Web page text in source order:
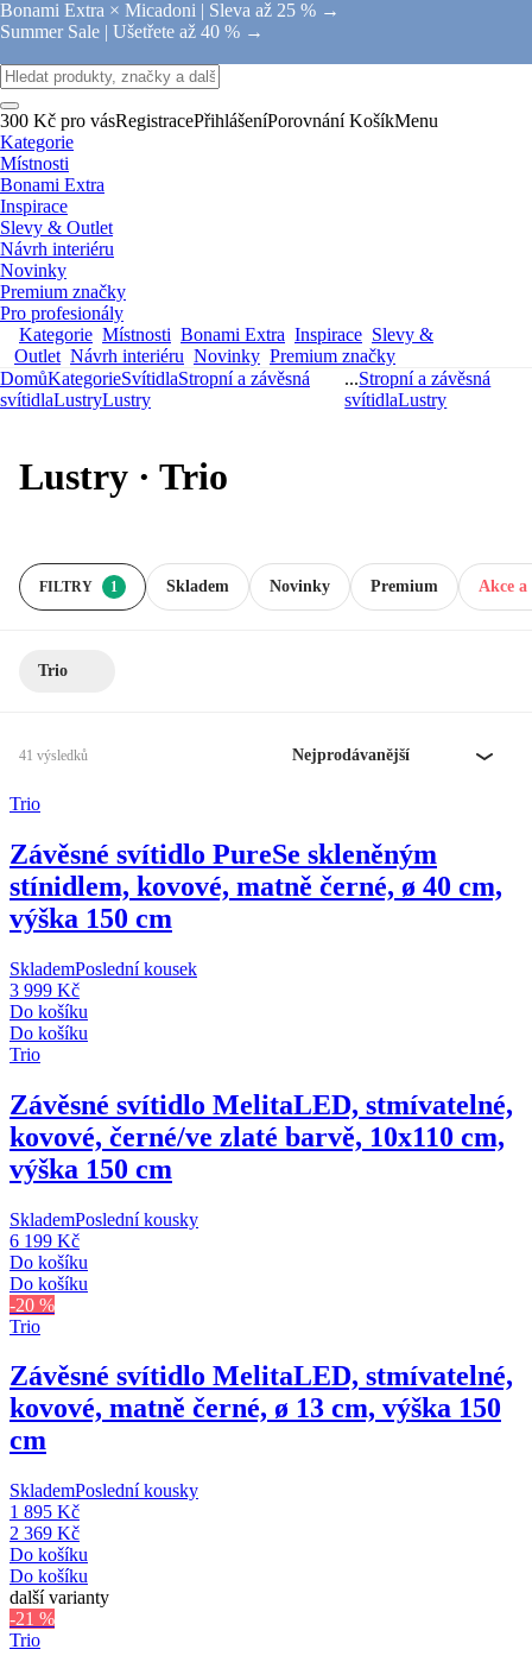
Bonami Extra × Micadoni | Sleva až 25 % →
Summer Sale | Ušetřete až 40 % →
300 Kč pro vásRegistracePřihlášeníPorovnání KošíkMenu
Kategorie
Místnosti
Bonami Extra
Inspirace
Slevy & Outlet
Návrh interiéru
Novinky
Premium značky
Pro profesionály
Kategorie Místnosti Bonami Extra Inspirace Slevy &
Outlet Návrh interiéru Novinky Premium značky
DomůKategorieSvítidlaStropní a závěsná
svítidlaLustryLustry
...Stropní a závěsná
svítidlaLustry
Lustry · Trio
FILTRY 1 Skladem Akce a
Novinky Premium
Trio
41 výsledků Nejprodávanější
Trio
Závěsné svítidlo PureSe skleněným
stínidlem, kovové, matně černé, ø 40 cm,
výška 150 cm
SklademPoslední kousek
3 999 Kč
Do košíku
Do košíku
Trio
Závěsné svítidlo MelitaLED, stmívatelné,
kovové, černé/ve zlaté barvě, 10x110 cm,
výška 150 cm
SklademPoslední kousky
6 199 Kč
Do košíku
Do košíku
-20 %
Trio
Závěsné svítidlo MelitaLED, stmívatelné,
kovové, matně černé, ø 13 cm, výška 150
cm
SklademPoslední kousky
1 895 Kč
2 369 Kč
Do košíku
Do košíku
další varianty
-21 %
Trio